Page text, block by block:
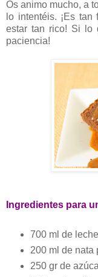
Os animo mucho, a
lo intentéis. ¡Es
estar tan rico! Si lo
paciencia!
Ingredientes para
700 ml de
200 ml de nata
250 gr de